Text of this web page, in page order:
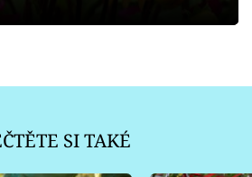
SI TAKÉ